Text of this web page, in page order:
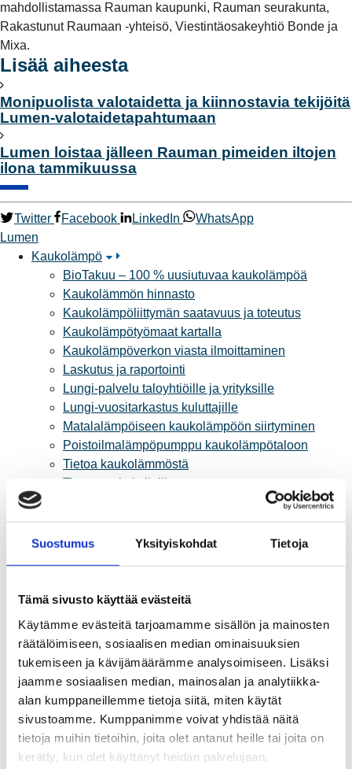
Suostumus Yksityiskohdat Tietoja
Tämä sivusto käyttää evästeitä
Käytämme evästeitä tarjoamamme sisällön ja mainosten
räätälöimiseen, sosiaalisen median ominaisuuksien
tukemiseen ja kävijämäärämme analysoimiseen. Lisäksi
jaamme sosiaalisen median, mainosalan ja analytiikka-
alan kumppaneillemme tietoja siitä, miten käytät
sivustoamme. Kumppanimme voivat yhdistää näitä
tietoja muihin tietoihin, joita olet antanut heille tai joita on
kerätty, kun olet käyttänyt heidän palvelujaan.
mahdollistamassa Rauman kaupunki, Rauman seurakunta,
Rakastunut Raumaan -yhteisö, Viestintäosakeyhtiö Bonde ja
Mixa.
Lisää aiheesta
Monipuolista valotaidetta ja kiinnostavia tekijöitä
Lumen-valotaidetapahtumaan
Lumen loistaa jälleen Rauman pimeiden iltojen
ilona tammikuussa
Twitter Facebook LinkedIn
WhatsApp
Lumen
Kaukolämpö
BioTakuu – 100 % uusiutuvaa kaukolämpöä
Kaukolämmön hinnasto
Kaukolämpöliittymän saatavuus ja toteutus
Kaukolämpötyömaat kartalla
Kaukolämpöverkon viasta ilmoittaminen
Laskutus ja raportointi
Lungi-palvelu taloyhtiöille ja yrityksille
Lungi-vuositarkastus kuluttajille
Matalalämpöiseen kaukolämpöön siirtyminen
Poistoilmalämpöpumppu kaukolämpötaloon
Tietoa kaukolämmöstä
Tietoa urakoitsijoille
Sähköverkko
Energiayhteisöt
Kaapelinäyttö ja puunkaatoapu
Sähkön mittaus ja raportointi
Sähköverkon kehittämissuunnitelma
Tuotannon liittäminen verkkoon
Työmaat kartalla
Verkkopalvelutuotteet ja hinnastot
Vikapalvelu ja tietoa jakeluhäiriöistä
Sähköntuotanto
Tietoa Rauman Energiasta